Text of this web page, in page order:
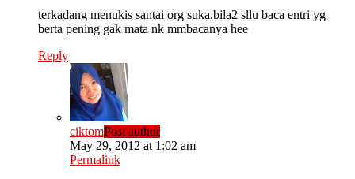
terkadang menukis santai org suka.bila2 sllu baca entri yg
berta pening gak mata nk mmbacanya hee
Reply
ciktomPost author
May 29, 2012 at 1:02 am
Permalink